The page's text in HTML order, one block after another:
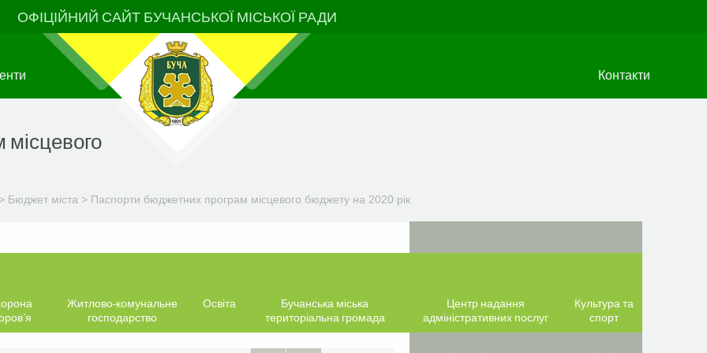
ОФІЦІЙНИЙ САЙТ БУЧАНСЬКОЇ МІСЬКОЇ РАДИ
Контакти
> Бюджет міста > Паспорти бюджетних програм місцевого бюджету на 2020 рік
Житлово-комунальне
господарство
Освіта
Бучанська міська
територіальна громада
Центр надання
адміністративних послуг
Культура та
спорт